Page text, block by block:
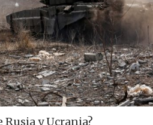
y Ucrania?